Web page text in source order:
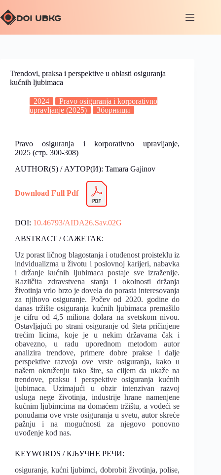
Trendovi, praksa i perspektive u oblasti osiguranja
kućnih ljubimaca
2024
Pravo osiguranja i korporativno
upravljanje (2025)
Зборници
Pravo osiguranja i korporativno upravljanje,
2025 (стр. 300-308)
AUTHOR(S) / АУТОР(И): Tamara Gajinov
Download Full Pdf
DOI: 10.46793/AIDA26.Sav.02G
ABSTRACT / САЖЕТАК:
Uz porast ličnog blagostanja i otuđenost proisteklu iz
indvidualizma u životu i poslovnoj karijeri, nabavka
i držanje kućnih ljubimaca postaje sve izraženije.
Različita zdravstvena stanja i okolnosti držanja
životinja vrlo brzo je dovela do porasta interesovanja
za njihovo osiguranje. Počev od 2020. godine do
danas tržište osiguranja kućnih ljubimaca premašilo
je cifru od 4,5 miliona dolara na svetskom nivou.
Ostavljajući po strani osiguranje od šteta pričinjene
trećim licima, koje je u nekim državama čak i
obavezno, u radu uporednom metodom autor
analizira trendove, primere dobre prakse i dalje
perspektive razvoja ove vrste osiguranja, kako u
našem okruženju tako šire, sa ciljem da ukaže na
trendove, praksu i perspektive osiguranja kućnih
ljubimaca. Uzimajući u obzir intenzivan razvoj
usluga nege životinja, industrije hrane namenjene
kućnim ljubimcima na domaćem tržištu, a vodeći se
ponudama ove vrste osiguranja u svetu, autor skreće
pažnju i na mogućnosti za njegovo ponovno
uvođenje kod nas.
KEYWORDS / КЉУЧНЕ РЕЧИ:
osiguranje, kućni ljubimci, dobrobit životinja, polise,